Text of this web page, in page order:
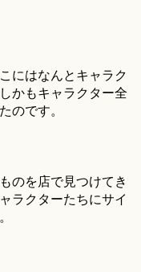
にはなんとキャラク
かもキャラクター全
のです。
のを店で見つけてき
ラクターたちにサイ